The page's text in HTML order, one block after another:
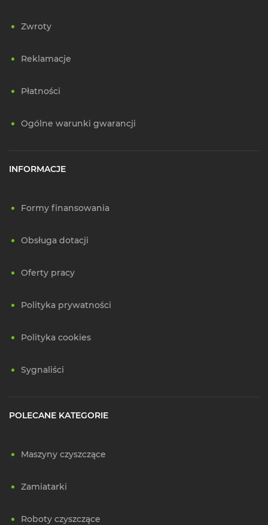
Zwroty
Reklamacje
Płatności
Ogólne warunki gwarancji
INFORMACJE
Formy finansowania
Obsługa dotacji
Oferty pracy
Polityka prywatności
Polityka cookies
Sygnaliści
POLECANE KATEGORIE
Maszyny czyszczące
Zamiatarki
Roboty czyszczące